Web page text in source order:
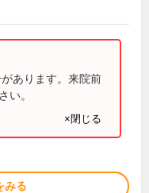
あります。来院前
い。
×閉じる
みる